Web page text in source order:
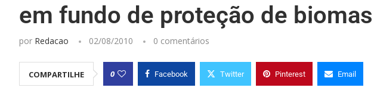
em fundo de proteção de biomas
por Redacao 02/08/2010 0 comentários
COMPARTILHE 0 Facebook Twitter Pinterest Email